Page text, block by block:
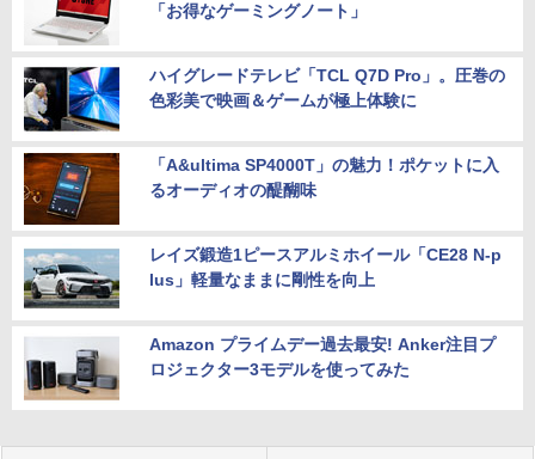
「お得なゲーミングノート」
ハイグレードテレビ「TCL Q7D Pro」。圧巻の
色彩美で映画＆ゲームが極上体験に
「A&ultima SP4000T」の魅力！ポケットに入
るオーディオの醍醐味
レイズ鍛造1ピースアルミホイール「CE28 N-p
lus」軽量なままに剛性を向上
Amazon プライムデー過去最安! Anker注目プ
ロジェクター3モデルを使ってみた